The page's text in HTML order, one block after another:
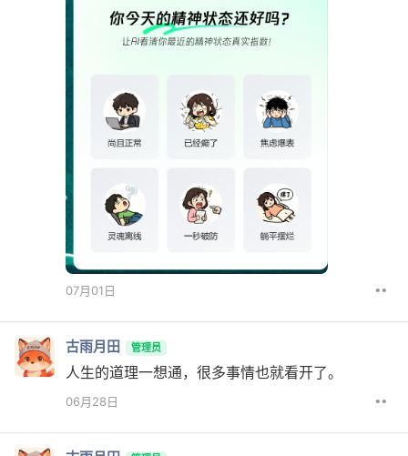
07月01日 ••
古雨月田 管理员
人生的道理一想通，很多事情也就看开了。
06月28日 ••